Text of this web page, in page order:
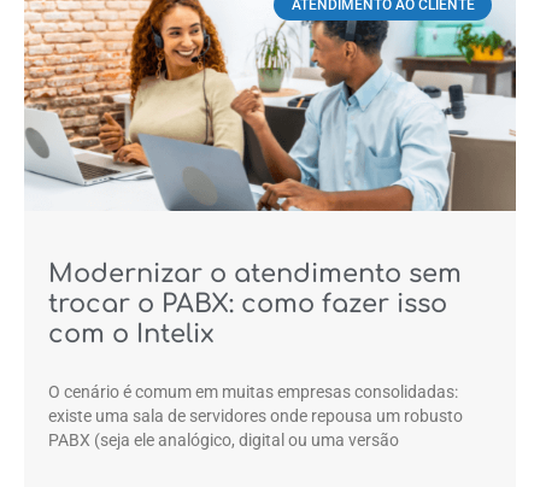
ATENDIMENTO AO CLIENTE
Modernizar o atendimento sem
trocar o PABX: como fazer isso
com o Intelix
O cenário é comum em muitas empresas consolidadas:
existe uma sala de servidores onde repousa um robusto
PABX (seja ele analógico, digital ou uma versão